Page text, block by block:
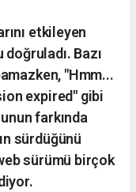
etkileyen
Bazı
"Hmm...
expired" gibi
farkında
sürdüğünü
sürümü birçok